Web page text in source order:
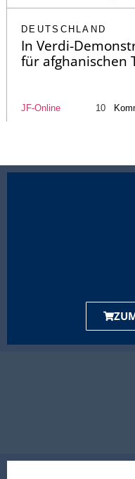
DEUTSCHLAND
In Verdi-
für afghanischen
JF-Online 10